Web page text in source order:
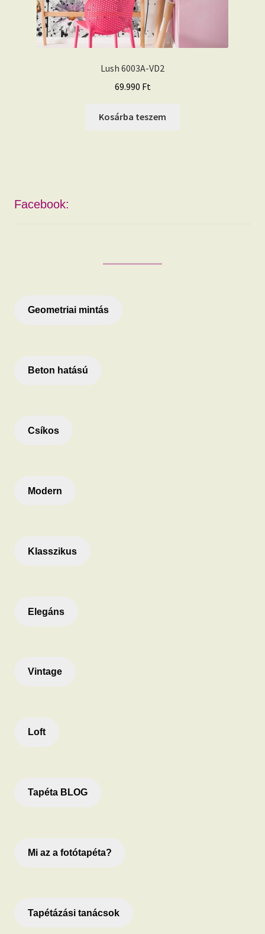
Lush 6003A-VD2
69.990 Ft
Kosárba teszem
Facebook:
Geometriai mintás
Beton hatású
Csíkos
Modern
Klasszikus
Elegáns
Vintage
Loft
Tapéta BLOG
Mi az a fotótapéta?
Tapétázási tanácsok